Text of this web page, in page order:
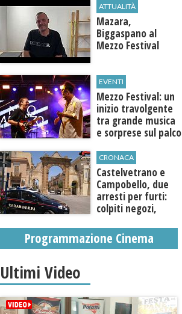
ATTUALITÀ
Mazara,
Biggaspano al
Mezzo Festival
EVENTI
Mezzo Festival: un
inizio travolgente
tra grande musica
e sorprese sul palco
CRONACA
Castelvetrano e
Campobello, due
arresti per furti:
colpiti negozi,
pubblici
Programmazione Cinema
Ultimi Video